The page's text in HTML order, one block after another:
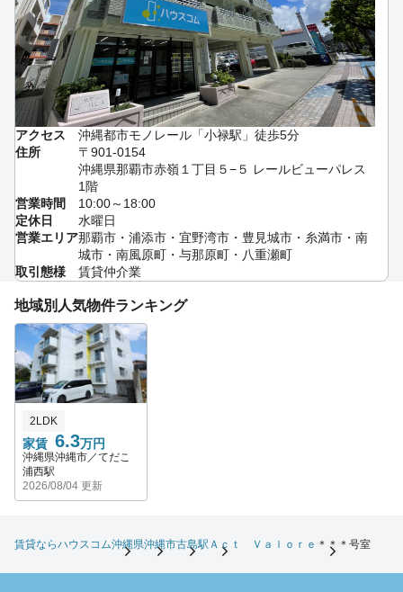
アクセス
沖縄都市モノレール「小禄駅」徒歩5分
住所
〒901-0154
沖縄県那覇市赤嶺１丁目５−５ レールビューパレス
1階
営業時間
10:00～18:00
定休日
水曜日
営業エリア那覇市・浦添市・宜野湾市・豊見城市・糸満市・南
城市・南風原町・与那原町・八重瀬町
取引態様
賃貸仲介業
地域別人気物件ランキング
家賃 6.3万円
2LDK
沖縄県沖縄市／てだこ
浦西駅
2026/08/04 更新
賃貸ならハウスコム沖縄県沖縄市古島駅 Ａｃｔ Ｖａｌｏｒｅ ＊＊＊号室